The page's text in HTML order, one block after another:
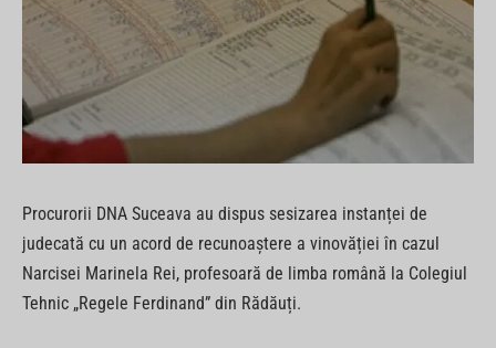
Procurorii DNA Suceava au dispus sesizarea instanței de
judecată cu un acord de recunoaștere a vinovăției în cazul
Narcisei Marinela Rei, profesoară de limba română la Colegiul
Tehnic „Regele Ferdinand” din Rădăuți.